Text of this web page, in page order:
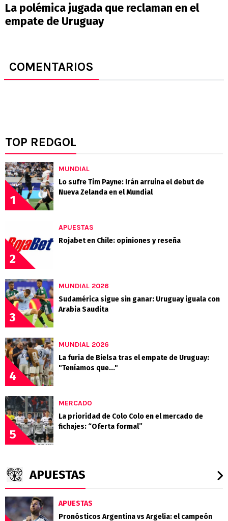
La polémica jugada que reclaman en el
empate de Uruguay
COMENTARIOS
TOP REDGOL
1
MUNDIAL
Lo sufre Tim Payne: Irán arruina el debut de
Nueva Zelanda en el Mundial
2
APUESTAS
Rojabet en Chile: opiniones y reseña
3
MUNDIAL 2026
Sudamérica sigue sin ganar: Uruguay iguala con
Arabia Saudita
4
MUNDIAL 2026
La furia de Bielsa tras el empate de Uruguay:
"Teníamos que..."
5
MERCADO
La prioridad de Colo Colo en el mercado de
fichajes: “Oferta formal”
APUESTAS
APUESTAS
Pronósticos Argentina vs Argelia: el campeón